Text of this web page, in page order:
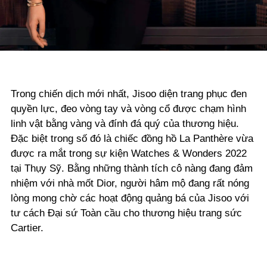
Trong chiến dịch mới nhất, Jisoo diện trang phục đen
quyền lực, đeo vòng tay và vòng cổ được chạm hình
linh vật bằng vàng và đính đá quý của thương hiệu.
Đặc biệt trong số đó là chiếc đồng hồ La Panthère vừa
được ra mắt trong sự kiện Watches & Wonders 2022
tại Thụy Sỹ. Bằng những thành tích cô nàng đang đảm
nhiệm với nhà mốt Dior, người hâm mộ đang rất nóng
lòng mong chờ các hoạt động quảng bá của Jisoo với
tư cách Đại sứ Toàn cầu cho thương hiệu trang sức
Cartier.